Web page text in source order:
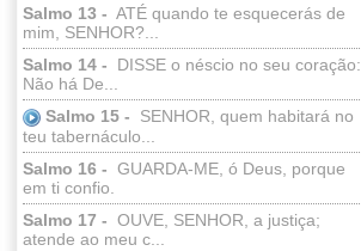
Salmo 13 - ATÉ quando te esquecerás de
mim, SENHOR?...
Salmo 14 -
DISSE o néscio no seu coração:
Não há De...
Salmo 15 -
SENHOR, quem habitará no
teu tabernáculo...
Salmo 16 - GUARDA-ME, ó Deus, porque
em ti confio.
Salmo 17 - OUVE, SENHOR, a justiça;
atende ao meu c...